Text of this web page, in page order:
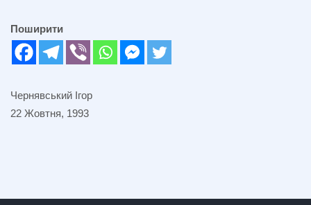
Поширити
Чернявський Ігор
22 Жовтня, 1993